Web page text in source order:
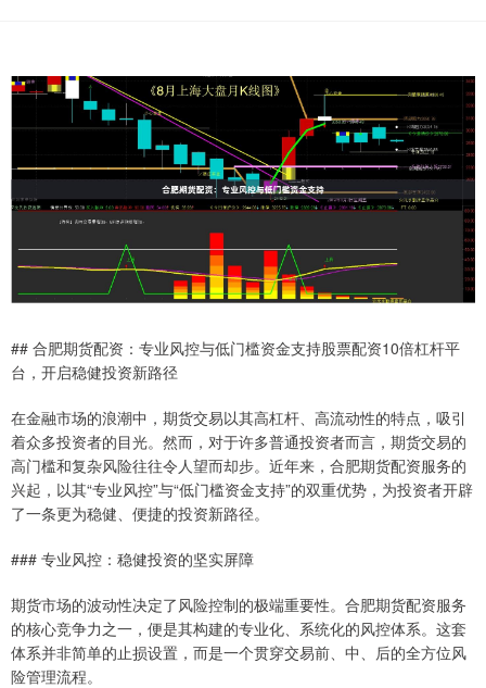
## 合肥期货配资：专业风控与低门槛资金支持股票配资10倍杠杆平
台，开启稳健投资新路径
在金融市场的浪潮中，期货交易以其高杠杆、高流动性的特点，吸引
着众多投资者的目光。然而，对于许多普通投资者而言，期货交易的
高门槛和复杂风险往往令人望而却步。近年来，合肥期货配资服务的
兴起，以其“专业风控”与“低门槛资金支持”的双重优势，为投资者开辟
了一条更为稳健、便捷的投资新路径。
### 专业风控：稳健投资的坚实屏障
期货市场的波动性决定了风险控制的极端重要性。合肥期货配资服务
的核心竞争力之一，便是其构建的专业化、系统化的风控体系。这套
体系并非简单的止损设置，而是一个贯穿交易前、中、后的全方位风
险管理流程。